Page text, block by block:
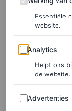
Een
Hepburn
Recent bracht
Audrey Hepburn
Emily in Paris.
iconische
Essentiële
website.
Analytics
Analytics
Helpt ons
de website.
Advertenties
Advertenties